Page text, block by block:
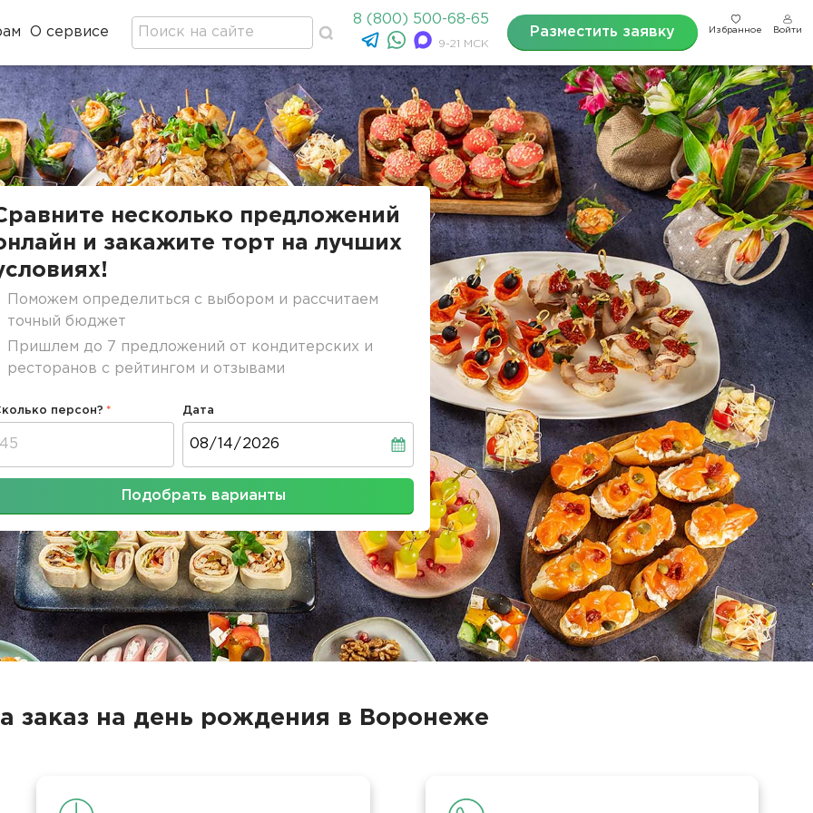
О сервисе
8 (800) 500-68-65
9-21 МСК
Разместить заявку Избранное Войти
несколько предложений
и закажите торт на лучших
Поможем определиться с выбором и рассчитаем
точный бюджет
Пришлем до 7 предложений от кондитерских и
ресторанов с рейтингом и отзывами
персон? Дата
Подобрать варианты
заказ на день рождения в Воронеже